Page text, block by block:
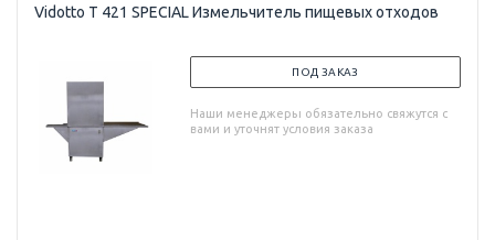
Vidotto T 421 SPECIAL Измельчитель пищевых отходов
ПОД ЗАКАЗ
Наши менеджеры обязательно свяжутся с
вами и уточнят условия заказа